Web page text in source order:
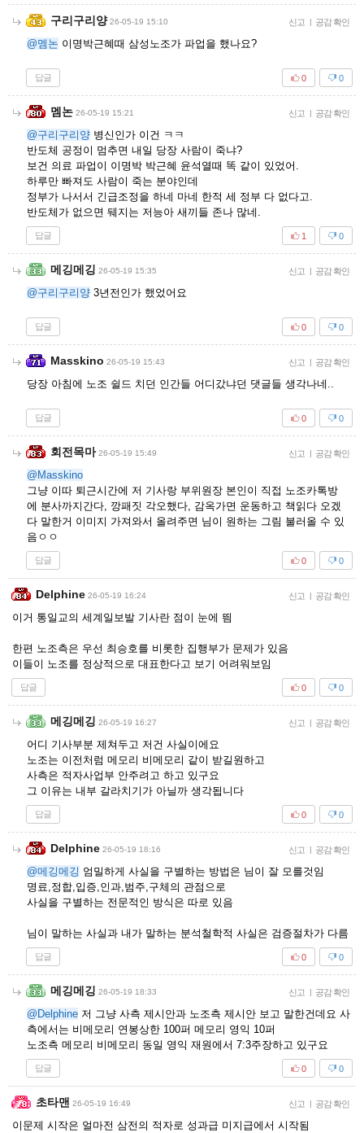
구리구리양 26-05-19 15:10 신고 | 공감 확인
@멤논 이명박근혜때 삼성노조가 파업을 했나요?
답글 0
0
멤논 26-05-19 15:21 신고 | 공감 확인
@구리구리양 병신인가 이건 ㅋㅋ
반도체 공정이 멈추면 내일 당장 사람이 죽냐?
보건 의료 파업이 이명박 박근혜 윤석열때 똑 같이 있었어.
하루만 빠져도 사람이 죽는 분야인데
정부가 나서서 긴급조정을 하네 마네 한적 세 정부 다 없다고.
반도체가 없으면 뒈지는 저능아 새끼들 존나 많네.
답글 0
1
메깅메깅 26-05-19 15:35 신고 | 공감 확인
@구리구리양 3년전인가 했었어요
답글 0
0
Masskino 26-05-19 15:43 신고 | 공감 확인
당장 아침에 노조 쉴드 치던 인간들 어디갔냐던 댓글들 생각나네..
답글 0
0
회전목마 26-05-19 15:49 신고 | 공감 확인
@Masskino
그냥 이따 퇴근시간에 저 기사랑 부위원장 본인이 직접 노조카톡방
에 분사까지간다, 깡패짓 각오했다, 감옥가면 운동하고 책읽다 오겠
다 말한거 이미지 가져와서 올려주면 님이 원하는 그림 불러올 수 있
음ㅇㅇ
답글 0
0
Delphine 26-05-19 16:24 신고 | 공감 확인
이거 통일교의 세계일보발 기사란 점이 눈에 띔
한편 노조측은 우선 최승호를 비롯한 집행부가 문제가 있음
이들이 노조를 정상적으로 대표한다고 보기 어려워보임
답글 0
0
메깅메깅 26-05-19 16:27 신고 | 공감 확인
어디 기사부분 제쳐두고 저건 사실이에요
노조는 이전처럼 메모리 비메모리 같이 받길원하고
사측은 적자사업부 안주려고 하고 있구요
그 이유는 내부 갈라치기가 아닐까 생각됩니다
답글 0
0
Delphine 26-05-19 18:16 신고 | 공감 확인
@메깅메깅 엄밀하게 사실을 구별하는 방법은 님이 잘 모를것임
명료,정합,입증,인과,범주,구체의 관점으로
사실을 구별하는 전문적인 방식은 따로 있음
님이 말하는 사실과 내가 말하는 분석철학적 사실은 검증절차가 다름
답글 0
0
메깅메깅 26-05-19 18:33 신고 | 공감 확인
@Delphine 저 그냥 사측 제시안과 노조측 제시안 보고 말한건데요 사
측에서는 비메모리 연봉상한 100퍼 메모리 영익 10퍼
노조측 메모리 비메모리 동일 영익 재원에서 7:3주장하고 있구요
답글 0
0
초타맨 26-05-19 16:49 신고 | 공감 확인
이문제 시작은 얼마전 삼전의 적자로 성과급 미지급에서 시작됨